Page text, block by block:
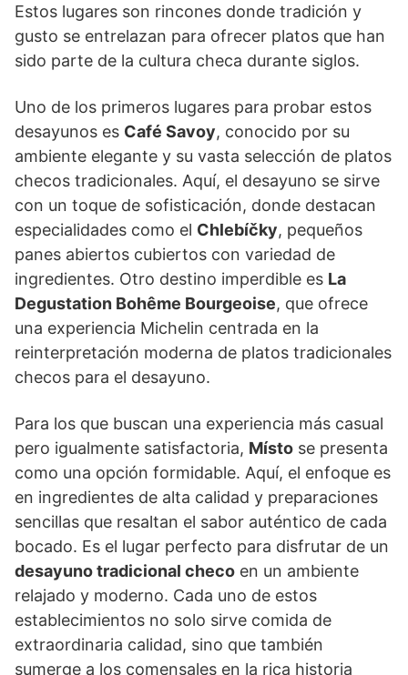
Estos lugares son rincones donde tradición y
gusto se entrelazan para ofrecer platos que han
sido parte de la cultura checa durante siglos.
Uno de los primeros lugares para probar estos
desayunos es Café Savoy, conocido por su
ambiente elegante y su vasta selección de platos
checos tradicionales. Aquí, el desayuno se sirve
con un toque de sofisticación, donde destacan
especialidades como el Chlebíčky, pequeños
panes abiertos cubiertos con variedad de
ingredientes. Otro destino imperdible es La
Degustation Bohême Bourgeoise, que ofrece
una experiencia Michelin centrada en la
reinterpretación moderna de platos tradicionales
checos para el desayuno.
Para los que buscan una experiencia más casual
pero igualmente satisfactoria, Místo se presenta
como una opción formidable. Aquí, el enfoque es
en ingredientes de alta calidad y preparaciones
sencillas que resaltan el sabor auténtico de cada
bocado. Es el lugar perfecto para disfrutar de un
desayuno tradicional checo en un ambiente
relajado y moderno. Cada uno de estos
establecimientos no solo sirve comida de
extraordinaria calidad, sino que también
sumerge a los comensales en la rica historia